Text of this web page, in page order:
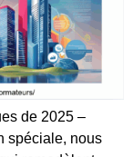
de 2025 –
spéciale, nous